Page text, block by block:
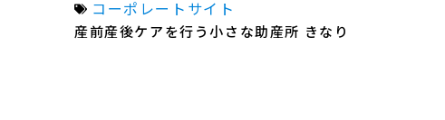
コーポレートサイト
産前産後ケアを行う小さな助産所 きなり